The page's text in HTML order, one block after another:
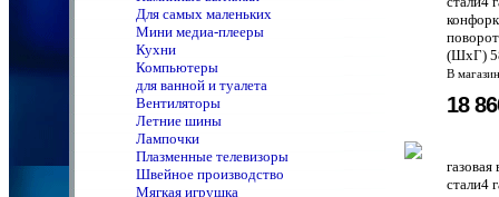
Для самых маленьких
Мини медиа-плееры
Кухни
Компьютеры
для ванной и туалета
Вентиляторы
Летние шины
Лампочки
Плазменные телевизоры
Швейное производство
Мягкая игрушка
(ШхГ)
В
18
стали4